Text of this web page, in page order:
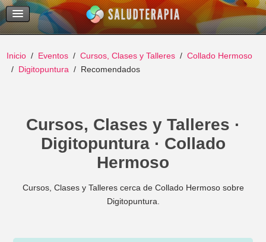
Temas Recientes
Buscar
Inicio Eventos Cursos, Clases y Talleres
Collado Hermoso
Digitopuntura
Recomendados
Cursos, Clases y Talleres ·
Digitopuntura · Collado
Hermoso
Cursos, Clases y Talleres cerca de Collado Hermoso sobre
Digitopuntura.